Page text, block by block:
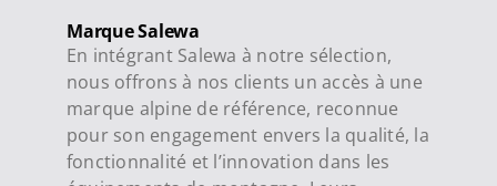
Marque Salewa
En intégrant Salewa à notre sélection,
nous offrons à nos clients un accès à une
marque alpine de référence, reconnue
pour son engagement envers la qualité, la
fonctionnalité et l’innovation dans les